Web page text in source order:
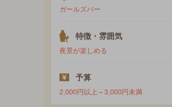
ガールズバー
特徴・雰囲気
夜景が楽しめる
予算
2,000円以上～3,000円未満